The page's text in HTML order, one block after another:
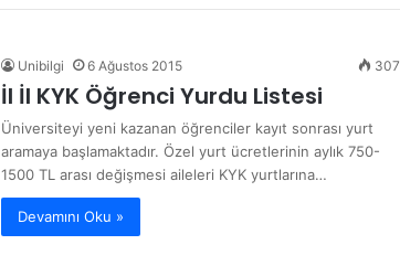
Unibilgi 6 Ağustos 2015 307
İl İl KYK Öğrenci Yurdu Listesi
Üniversiteyi yeni kazanan öğrenciler kayıt sonrası yurt
aramaya başlamaktadır. Özel yurt ücretlerinin aylık 750-
1500 TL arası değişmesi aileleri KYK yurtlarına…
Devamını Oku »